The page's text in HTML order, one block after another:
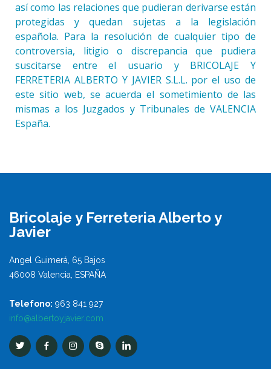
así como las relaciones que pudieran derivarse están
protegidas y quedan sujetas a la legislación
española. Para la resolución de cualquier tipo de
controversia, litigio o discrepancia que pudiera
suscitarse entre el usuario y BRICOLAJE Y
FERRETERIA ALBERTO Y JAVIER S.L.L. por el uso de
este sitio web, se acuerda el sometimiento de las
mismas a los Juzgados y Tribunales de VALENCIA
España.
Bricolaje y Ferreteria Alberto y
Javier
Angel Guimerá, 65 Bajos
46008 Valencia, ESPAÑA
Telefono: 963 841 927
info@albertoyjavier.com